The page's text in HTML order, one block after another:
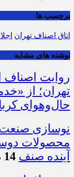
برچسب ها
اتاق اصناف تهران
نوشته های مشابه
روایت اصناف
تهران؛ از
حال‌وهوای
نوسازی
محصولات
آینده صنف 14 مرداد 1405 - 10:45